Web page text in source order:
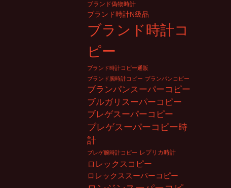
ブランド偽物時計
ブランド時計N級品
ブランド時計コ
ピー
ブランド時計コピー通販
ブランド腕時計コピー ブランパンコピー
ブランパンスーパーコピー
ブルガリスーパーコピー
ブレゲスーパーコピー
ブレゲスーパーコピー時
計
ブレゲ腕時計コピー レプリカ時計
ロレックスコピー
ロレックススーパーコピー